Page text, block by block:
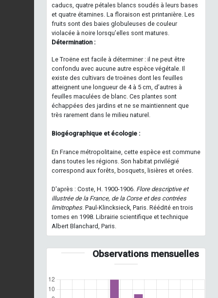
caducs, quatre pétales blancs soudés à leurs bases
et quatre étamines. La floraison est printanière. Les
fruits sont des baies globuleuses de couleur
violacée à noire lorsqu’elles sont matures.
Détermination :
Le Troëne est facile à déterminer : il ne peut être
confondu avec aucune autre espèce végétale. Il
existe des cultivars de troënes dont les feuilles
atteignent une longueur de 4 à 5 cm, d’autres à
feuilles maculées de blanc. Ces plantes sont
échappées des jardins et ne se maintiennent que
très rarement dans le milieu naturel.
Biogéographique et écologie :
En France métropolitaine, cette espèce est commune
dans toutes les régions. Son habitat privilégié
correspond aux forêts, bosquets, lisières et orées.
D'après : Coste, H. 1900-1906. Flore descriptive et
illustrée de la France, de la Corse et des contrées
limitrophes. Paul-Klincksieck, Paris. Réédité en trois
tomes en 1998. Librairie scientifique et technique
Albert Blanchard, Paris.
Observations mensuelles